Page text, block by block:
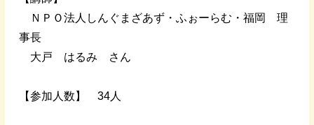
ＮＰＯ法人しんぐまざあず・ふぉーらむ・福岡 理
事長
大戸 はるみ さん
【参加人数】 34人